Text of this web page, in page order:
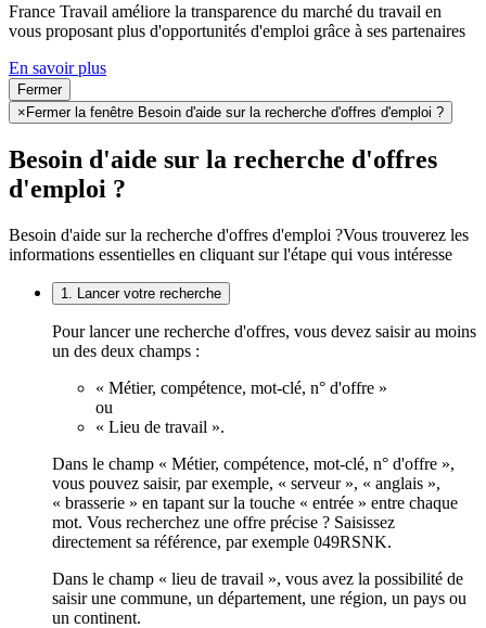
France Travail améliore la transparence du marché du travail en
vous proposant plus d'opportunités d'emploi grâce à ses partenaires
En savoir plus
Fermer
× Fermer la fenêtre Besoin d'aide sur la recherche d'offres d'emploi ?
Besoin d'aide sur la recherche d'offres
d'emploi ?
Besoin d'aide sur la recherche d'offres d'emploi ?Vous trouverez les
informations essentielles en cliquant sur l'étape qui vous intéresse
1. Lancer votre recherche
Pour lancer une recherche d'offres, vous devez saisir au moins
un des deux champs :
« Métier, compétence, mot-clé, n° d'offre »
ou
« Lieu de travail ».
Dans le champ « Métier, compétence, mot-clé, n° d'offre »,
vous pouvez saisir, par exemple, « serveur », « anglais »,
« brasserie » en tapant sur la touche « entrée » entre chaque
mot. Vous recherchez une offre précise ? Saisissez
directement sa référence, par exemple 049RSNK.
Dans le champ « lieu de travail », vous avez la possibilité de
saisir une commune, un département, une région, un pays ou
un continent.